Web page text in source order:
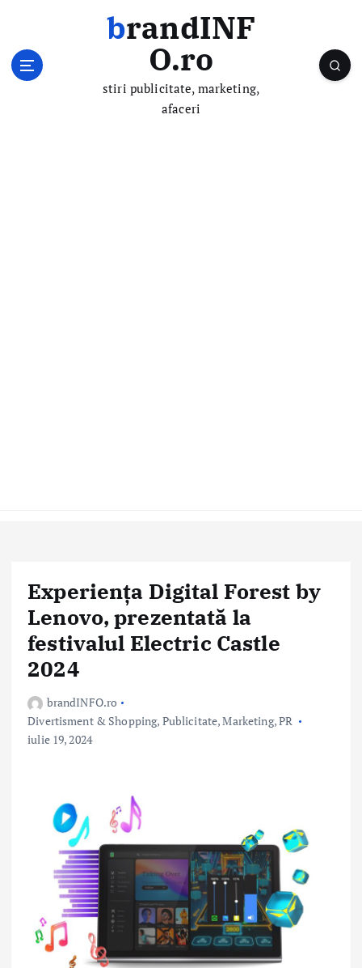
brandINF
O.ro
stiri publicitate, marketing,
afaceri
Experiența Digital Forest by
Lenovo, prezentată la
festivalul Electric Castle
2024
brandINFO.ro
Divertisment & Shopping, Publicitate, Marketing, PR
iulie 19, 2024